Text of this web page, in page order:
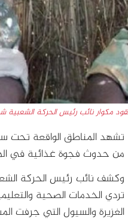
مكوار نائب رئيس الحركة الشعبية شمال 5 مارس 2021 (المصدر:
تشهد المناطق الواقعة تحت
من حدوث فجوة غذائية في
وكشف نائب رئيس الحركة
تردي الخدمات الصحية
الغزيرة والسيول التي جرفت